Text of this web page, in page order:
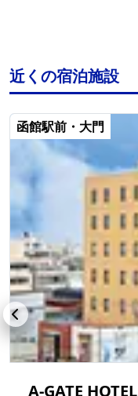
近くの宿泊施設
函館駅前・大門
A-GATE HOTEL